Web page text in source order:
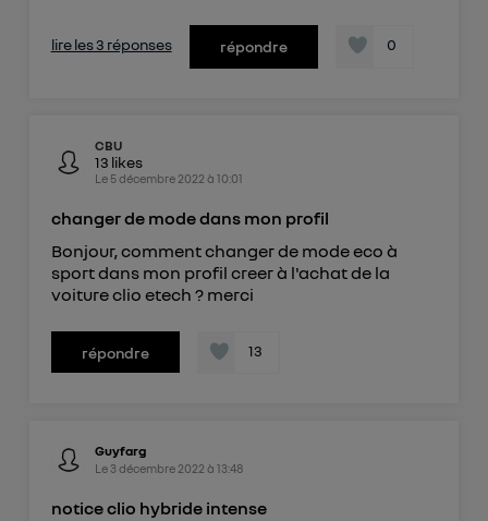
lire les 3 réponses répondre 0
CBU
13 likes
Le 5 décembre 2022 à 10:01
changer de mode dans mon profil
Bonjour, comment changer de mode eco à
sport dans mon profil creer à l'achat de la
voiture clio etech ? merci
répondre 13
Guyfarg
Le 3 décembre 2022 à 13:48
notice clio hybride intense